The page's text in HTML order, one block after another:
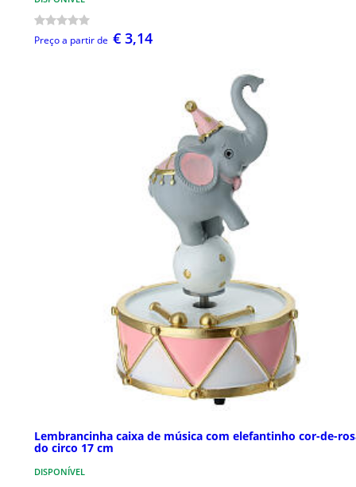
Preço a partir de € 3,14
Lembrancinha caixa de música com elefantinho cor-de-
do circo 17 cm
DISPONÍVEL